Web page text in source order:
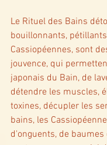
Le Rituel des Bains
bouillonnants,
Cassiopéennes, sont
jouvence, qui
japonais du Bain, de
détendre les muscles,
toxines, décupler les
bains, les
d'onguents, de